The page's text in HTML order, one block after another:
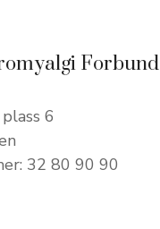
Forbund
6
32 80 90 90